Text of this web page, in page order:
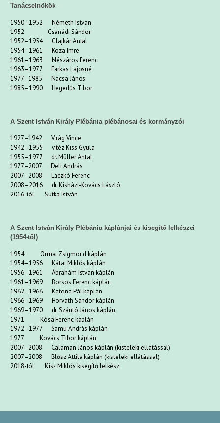
Tanácselnökök
1950–1952 Németh István
1952 Csanádi Sándor
1952–1954 Olajkár Antal
1954–1961 Koza Imre
1961–1963 Mészáros Ferenc
1963–1977 Farkas Lajosné
1977–1985 Nacsa János
1985–1990 Hegedűs Tibor
A Szent István Király Plébánia plébánosai és kormányzói
1927–1942 Virág Vince
1942–1955 vitéz Kiss Gyula
1955–1977 dr. Müller Antal
1977–2007 Deli András
2007–2008 Laczkó Ferenc
2008–2016 dr. Kisházi-Kovács László
2016-tól Sutka István
A Szent István Király Plébánia káplánjai és kisegítő lelkészei
(1954-től)
1954 Ormai Zsigmond káplán
1954–1956 Kátai Miklós káplán
1956–1961 Ábrahám István káplán
1961–1969 Borsos Ferenc káplán
1962–1966 Katona Pál káplán
1966–1969 Horváth Sándor káplán
1969–1970 dr. Szántó János káplán
1971 Kósa Ferenc káplán
1972–1977 Samu András káplán
1977 Kovács Tibor káplán
2007–2008 Calaman János káplán (kisteleki ellátással)
2007–2008 Blősz Attila káplán (kisteleki ellátással)
2018-tól Kiss Miklós kisegítő lelkész